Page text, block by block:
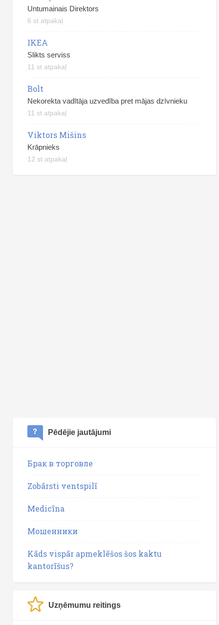
Untumainais Direktors
6 st atpakaļ
IKEA
Slikts serviss
11 st atpakaļ
Bolt
Nekorekta vadītāja uzvedība pret mājas dzīvnieku
11 st atpakaļ
Viktors Mišins
Krāpnieks
12 st atpakaļ
Pēdējie jautājumi
Брак в торговле
Zobārsti ventspilī
Medicīna
Мошенники
Kāds vispār apmeklēšos šos kaktu
kantorīšus?
Uzņēmumu reitings